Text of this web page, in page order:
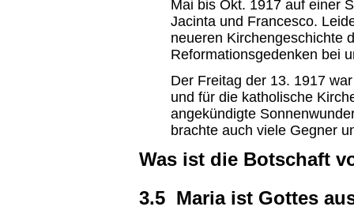
Mai bis Okt. 1917 auf einer
Jacinta und Francesco.
neueren Kirchengeschichte
Reformationsgedenken bei
Der Freitag der 13. 1917
und für die katholische
angekündigte
brachte auch viele Gegner
Was ist die Botschaft
3.5 Maria ist Gottes